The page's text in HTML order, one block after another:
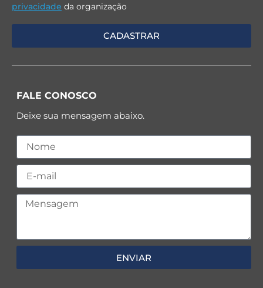
privacidade da organização
FALE CONOSCO
Deixe sua mensagem abaixo.
ENVIAR